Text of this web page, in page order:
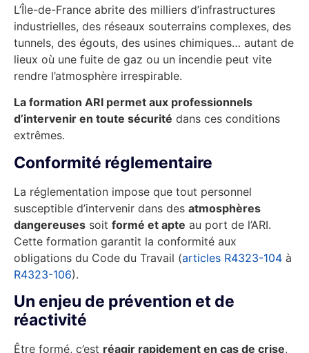
L’Île-de-France abrite des milliers d’infrastructures
industrielles, des réseaux souterrains complexes, des
tunnels, des égouts, des usines chimiques… autant de
lieux où une fuite de gaz ou un incendie peut vite
rendre l’atmosphère irrespirable.
La formation ARI permet aux professionnels
d’intervenir en toute sécurité dans ces conditions
extrêmes.
Conformité réglementaire
La réglementation impose que tout personnel
susceptible d’intervenir dans des atmosphères
dangereuses soit formé et apte au port de l’ARI.
Cette formation garantit la conformité aux
obligations du Code du Travail (articles R4323-104 à
R4323-106).
Un enjeu de prévention et de
réactivité
Être formé, c’est réagir rapidement en cas de crise,